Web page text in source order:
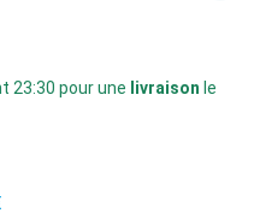
23:30 pour une livraison le